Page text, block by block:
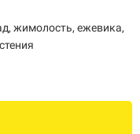
жимолость, ежевика,